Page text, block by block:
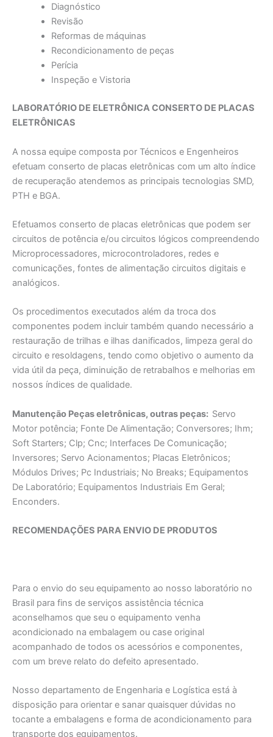
Diagnóstico
Revisão
Reformas de máquinas
Recondicionamento de peças
Perícia
Inspeção e Vistoria
LABORATÓRIO DE ELETRÔNICA CONSERTO DE PLACAS
ELETRÔNICAS
A nossa equipe composta por Técnicos e Engenheiros
efetuam conserto de placas eletrônicas com um alto índice
de recuperação atendemos as principais tecnologias SMD,
PTH e BGA.
Efetuamos conserto de placas eletrônicas que podem ser
circuitos de potência e/ou circuitos lógicos compreendendo
Microprocessadores, microcontroladores, redes e
comunicações, fontes de alimentação circuitos digitais e
analógicos.
Os procedimentos executados além da troca dos
componentes podem incluir também quando necessário a
restauração de trilhas e ilhas danificados, limpeza geral do
circuito e resoldagens, tendo como objetivo o aumento da
vida útil da peça, diminuição de retrabalhos e melhorias em
nossos índices de qualidade.
Manutençāo Peças eletrônicas, outras peças: Servo
Motor potência; Fonte De Alimentaçāo; Conversores; Ihm;
Soft Starters; Clp; Cnc; Interfaces De Comunicação;
Inversores; Servo Acionamentos; Placas Eletrônicos;
Módulos Drives; Pc Industriais; No Breaks; Equipamentos
De Laboratório; Equipamentos Industriais Em Geral;
Enconders.
RECOMENDAÇÕES PARA ENVIO DE PRODUTOS
Para o envio do seu equipamento ao nosso laboratório no
Brasil para fins de serviços assistência técnica
aconselhamos que seu o equipamento venha
acondicionado na embalagem ou case original
acompanhado de todos os acessórios e componentes,
com um breve relato do defeito apresentado.
Nosso departamento de Engenharia e Logística está à
disposição para orientar e sanar quaisquer dúvidas no
tocante a embalagens e forma de acondicionamento para
transporte dos equipamentos.